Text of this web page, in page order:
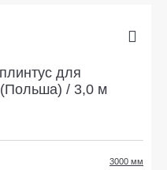
для
/ 3,0 м
3000 мм